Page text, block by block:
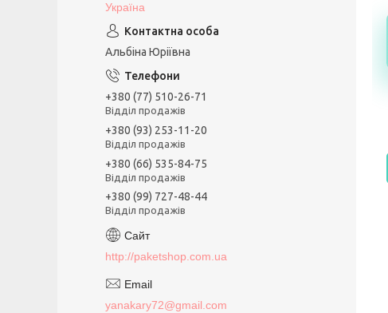
Україна
Альбіна Юріївна
+380 (77) 510-26-71
Відділ продажів
+380 (93) 253-11-20
Відділ продажів
+380 (66) 535-84-75
Відділ продажів
+380 (99) 727-48-44
Відділ продажів
http://paketshop.com.ua
yanakary72@gmail.com